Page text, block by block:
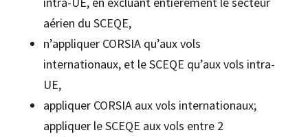
aérien du SCEQE,
n’appliquer CORSIA qu’aux vols
internationaux, et le SCEQE qu’aux vols intra-
UE,
appliquer CORSIA aux vols internationaux;
appliquer le SCEQE aux vols entre 2